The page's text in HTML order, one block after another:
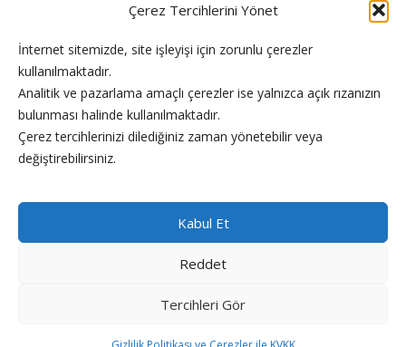
Çerez Tercihlerini Yönet
İnternet sitemizde, site işleyişi için zorunlu çerezler
kullanılmaktadır.
Analitik ve pazarlama amaçlı çerezler ise yalnızca açık rızanızın
bulunması halinde kullanılmaktadır.
Çerez tercihlerinizi dilediğiniz zaman yönetebilir veya
değiştirebilirsiniz.
Kabul Et
Reddet
Tercihleri Gör
Flash Haber doğru ve güncel haber sitesi.
Gizlilik Politikası